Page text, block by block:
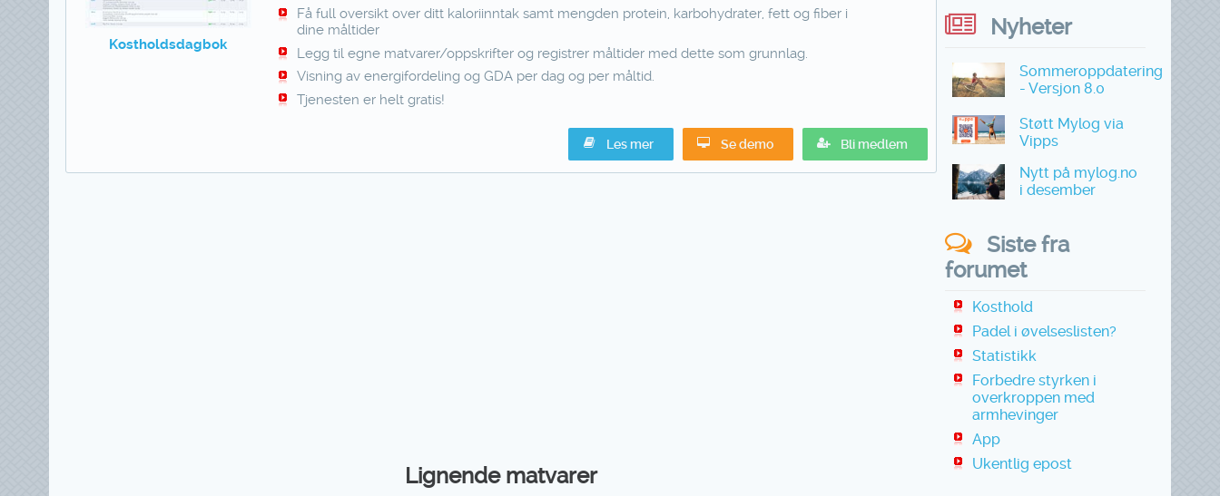
Kostholdsdagbok
Få full oversikt over ditt kaloriinntak samt mengden protein, karbohydrater, fett og fiber i
dine måltider
Legg til egne matvarer/oppskrifter og registrer måltider med dette som grunnlag.
Visning av energifordeling og GDA per dag og per måltid.
Tjenesten er helt gratis!
Bli medlem
Se demo
Les mer
Lignende matvarer
Nyheter
Sommeroppdatering
- Versjon 8.0
Støtt Mylog via
Vipps
Nytt på mylog.no
i desember
Siste fra
forumet
Kosthold
Padel i øvelseslisten?
Statistikk
Forbedre styrken i
overkroppen med
armhevinger
App
Ukentlig epost